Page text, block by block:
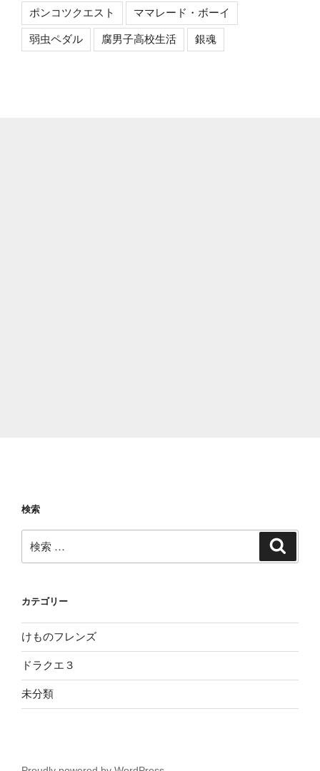
ポンコツクエスト ママレード・ボーイ
弱虫ペダル 腐男子高校生活 銀魂
検索
索:
カテゴリー
けものフレンズ
ドラクエ３
未分類